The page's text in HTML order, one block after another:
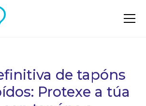
de tapóns
Protexe a túa